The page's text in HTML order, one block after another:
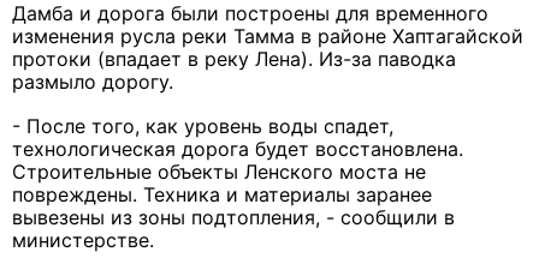
Дамба и дорога были построены для временного
изменения русла реки Тамма в районе Хаптагайской
протоки (впадает в реку Лена). Из-за паводка
размыло дорогу.
- После того, как уровень воды спадет,
технологическая дорога будет восстановлена.
Строительные объекты Ленского моста не
повреждены. Техника и материалы заранее
вывезены из зоны подтопления, - сообщили в
министерстве.